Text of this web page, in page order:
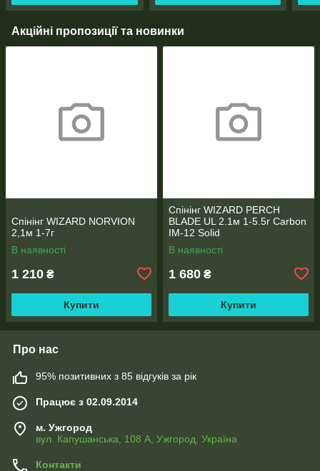
Акційні пропозиції та новинки
Спінінг WIZARD NORVION
2,1м 1-7г
В наявності
1 210 ₴
Купити
Спінінг WIZARD PERCH
BLADE UL 2.1м 1-5.5г Carbon
IM-12 Solid
В наявності
1 680 ₴
Купити
Про нас
95% позитивних з 85 відгуків за рік
Працює з 02.09.2014
м. Ужгород
вул. Капушанська, 108 А, Ужгород, Україна
Контакти